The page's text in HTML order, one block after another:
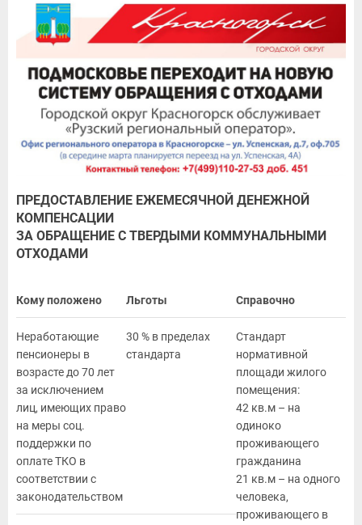
ПРЕДОСТАВЛЕНИЕ ЕЖЕМЕСЯЧНОЙ ДЕНЕЖНОЙ
КОМПЕНСАЦИИ
ЗА ОБРАЩЕНИЕ С ТВЕРДЫМИ КОММУНАЛЬНЫМИ
ОТХОДАМИ
Кому положено Льготы Справочно
Неработающие
пенсионеры в
возрасте до 70 лет
за исключением
лиц, имеющих право
на меры соц.
поддержки по
оплате ТКО в
соответствии с
законодательством
30 % в пределах
стандарта
Стандарт
нормативной
площади жилого
помещения:
42 кв.м – на
одиноко
проживающего
гражданина
21 кв.м – на одного
человека,
проживающего в